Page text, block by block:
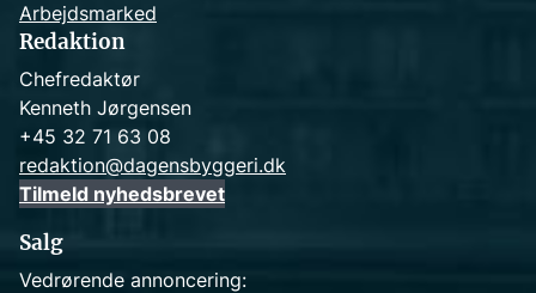
Arbejdsmarked
Redaktion
Chefredaktør
Kenneth Jørgensen
+45 32 71 63 08
redaktion@dagensbyggeri.dk
Tilmeld nyhedsbrevet
Salg
Vedrørende annoncering: